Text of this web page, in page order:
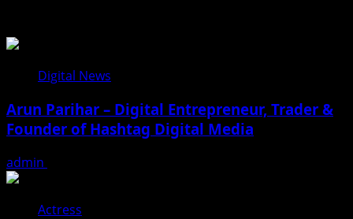
Digital News
Arun Parihar – Digital Entrepreneur, Trader &
Founder of Hashtag Digital Media
admin
Actress